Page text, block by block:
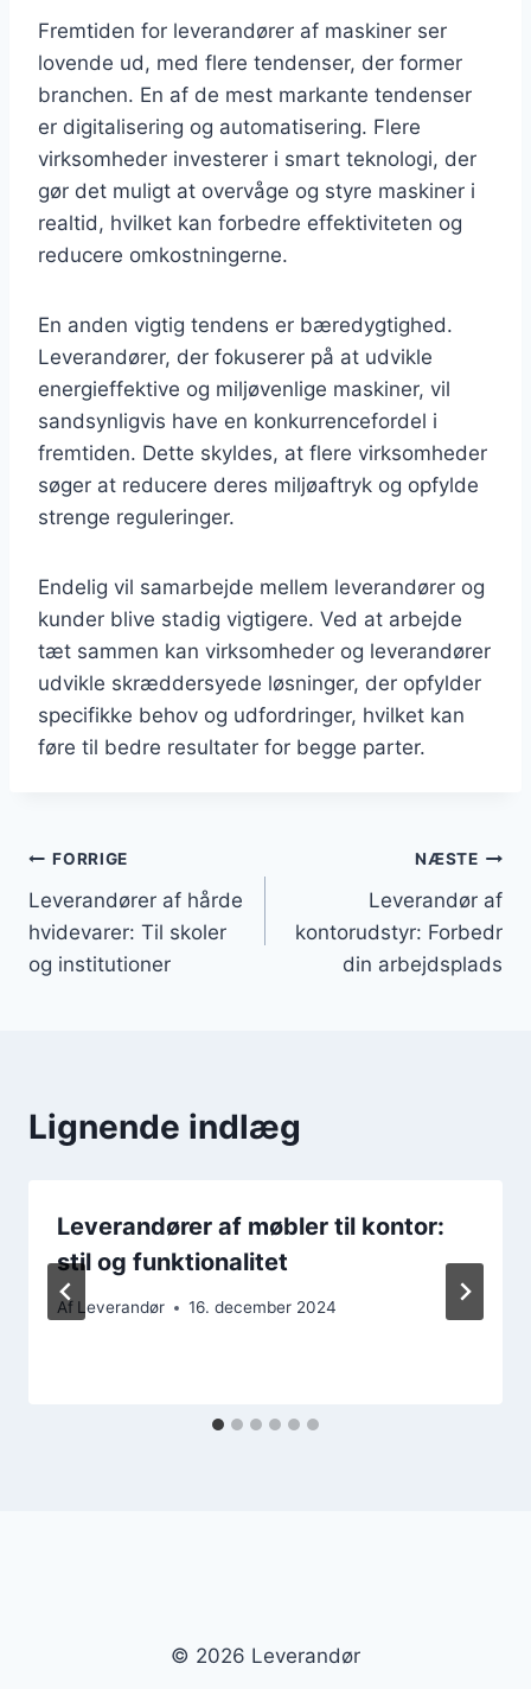
Fremtiden for leverandører af maskiner ser
lovende ud, med flere tendenser, der former
branchen. En af de mest markante tendenser
er digitalisering og automatisering. Flere
virksomheder investerer i smart teknologi, der
gør det muligt at overvåge og styre maskiner i
realtid, hvilket kan forbedre effektiviteten og
reducere omkostningerne.
En anden vigtig tendens er bæredygtighed.
Leverandører, der fokuserer på at udvikle
energieffektive og miljøvenlige maskiner, vil
sandsynligvis have en konkurrencefordel i
fremtiden. Dette skyldes, at flere virksomheder
søger at reducere deres miljøaftryk og opfylde
strenge reguleringer.
Endelig vil samarbejde mellem leverandører og
kunder blive stadig vigtigere. Ved at arbejde
tæt sammen kan virksomheder og leverandører
udvikle skræddersyede løsninger, der opfylder
specifikke behov og udfordringer, hvilket kan
føre til bedre resultater for begge parter.
Indlægsnavigation
FORRIGE
Leverandører af hårde
hvidevarer: Til skoler
og institutioner
NÆSTE
Leverandør af
kontorudstyr: Forbedr
din arbejdsplads
Lignende indlæg
Leverandører af møbler til kontor:
stil og funktionalitet
Af Leverandør 16. december 2024
© 2026 Leverandør